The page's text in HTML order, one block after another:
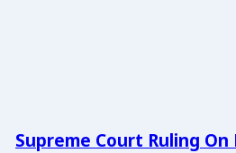
Supreme Court Ruling